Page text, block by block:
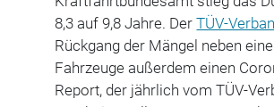
8,3 auf 9,8 Jahre. DerTÜV-
Rückgang der Mängel neben
Fahrzeuge außerdem einen
Report, der jährlich vom TÜV-